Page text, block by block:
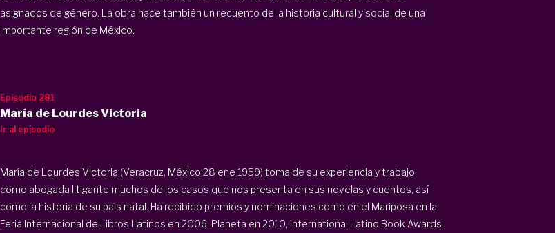
asignados de género. La obra hace también un recuento de la historia cultural y social de una
importante región de México.
Episodio 281
María de Lourdes Victoria
Ir al episodio
María de Lourdes Victoria (Veracruz, México 28 ene 1959) toma de su experiencia y trabajo
como abogada litigante muchos de los casos que nos presenta en sus novelas y cuentos, así
como la historia de su país natal. Ha recibido premios y nominaciones como en el Mariposa en la
Feria Internacional de Libros Latinos en 2006, Planeta en 2010, International Latino Book Awards